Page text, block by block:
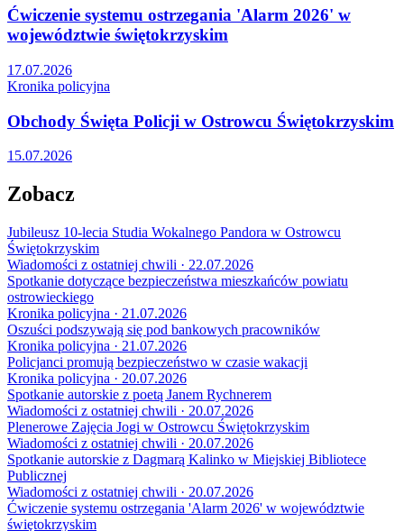
Ćwiczenie systemu ostrzegania 'Alarm 2026' w
województwie świętokrzyskim
17.07.2026
Kronika policyjna
Obchody Święta Policji w Ostrowcu Świętokrzyskim
15.07.2026
Zobacz
Jubileusz 10-lecia Studia Wokalnego Pandora w Ostrowcu
Świętokrzyskim
Wiadomości z ostatniej chwili · 22.07.2026
Spotkanie dotyczące bezpieczeństwa mieszkańców powiatu
ostrowieckiego
Kronika policyjna · 21.07.2026
Oszuści podszywają się pod bankowych pracowników
Kronika policyjna · 21.07.2026
Policjanci promują bezpieczeństwo w czasie wakacji
Kronika policyjna · 20.07.2026
Spotkanie autorskie z poetą Janem Rychnerem
Wiadomości z ostatniej chwili · 20.07.2026
Plenerowe Zajęcia Jogi w Ostrowcu Świętokrzyskim
Wiadomości z ostatniej chwili · 20.07.2026
Spotkanie autorskie z Dagmarą Kalinko w Miejskiej Bibliotece
Publicznej
Wiadomości z ostatniej chwili · 20.07.2026
Ćwiczenie systemu ostrzegania 'Alarm 2026' w województwie
świętokrzyskim